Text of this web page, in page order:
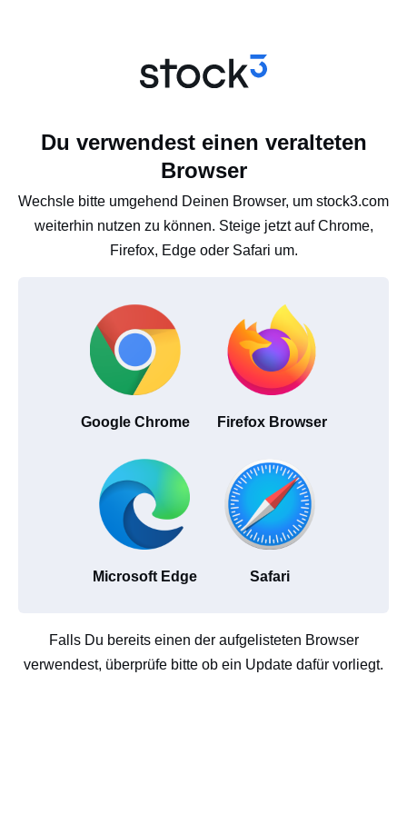
Du verwendest einen veralteten
Browser
Wechsle bitte umgehend Deinen Browser, um stock3.com
weiterhin nutzen zu können. Steige jetzt auf Chrome,
Firefox, Edge oder Safari um.
Google Chrome Firefox Browser
Microsoft Edge Safari
Falls Du bereits einen der aufgelisteten Browser
verwendest, überprüfe bitte ob ein Update dafür vorliegt.